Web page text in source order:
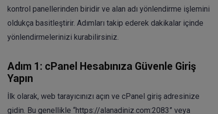
kontrol panellerinden biridir ve alan adı yönlendirme işlemini
oldukça basitleştirir. Adımları takip ederek dakikalar içinde
yönlendirmelerinizi kurabilirsiniz.
Adım 1: cPanel Hesabınıza Güvenle Giriş
Yapın
İlk olarak, web tarayıcınızı açın ve cPanel giriş adresinize
gidin. Bu genellikle “https://alanadiniz.com:2083” veya